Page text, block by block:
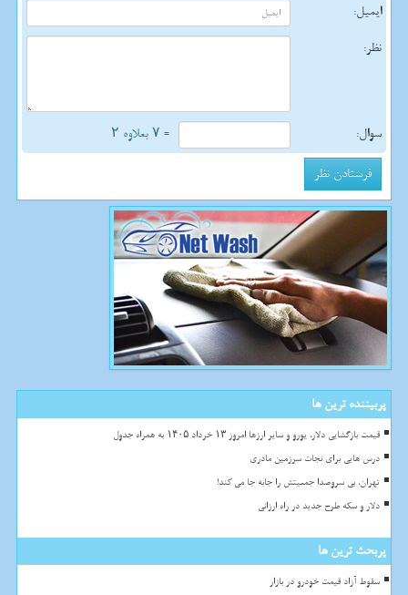
ایمیل:
نظر:
سوال: = ۷ بعلاوه ۲
پربیننده ترین ها
قیمت بازگشایی دلار، یورو و سایر ارزها امروز ۱۳ خرداد ۱۴۰۵ به همراه جدول
درس هایی برای نجات سرزمین مادری
تهران، بی سروصدا جمعیتش را جابه جا می کند!
دلار و سکه طرح جدید در راه ارزانی
پربحث ترین ها
سقوط آزاد قیمت خودرو در بازار